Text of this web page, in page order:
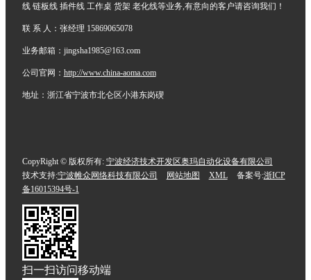
线 链板线 插件线 工作桌 货架 老化线等业务,有意向的客户请咨询我们！
联 系 人：张经理 15869065078
业务邮箱：jingsha1985@163.com
公司官网： http://www.china-aoma.com
地址：浙江省宁波市北仑区小港东岗碶
CopyRight © 版权所有: 宁波经济技术开发区奥玛自动化设备有限公司
技术支持:宁波帷众网络科技有限公司 网站地图 XML 备案号:浙ICP
备16015394号-1
扫一扫访问移动端